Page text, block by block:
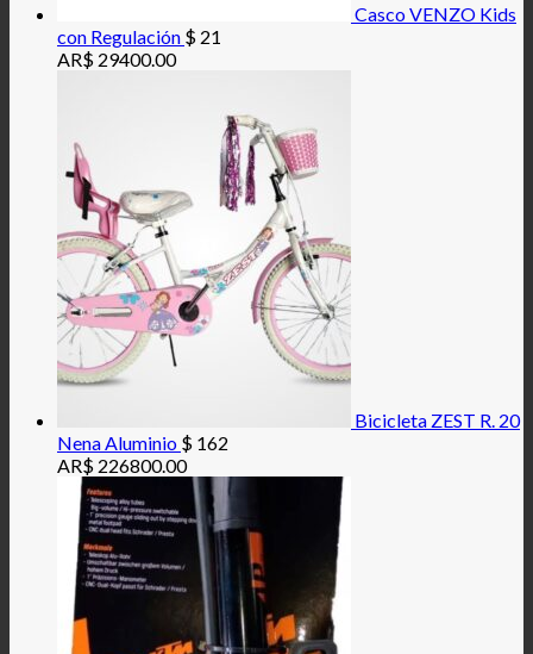
Casco VENZO Kids
con Regulación $ 21
AR$ 29400.00
Bicicleta ZEST R. 20
Nena Aluminio $ 162
AR$ 226800.00